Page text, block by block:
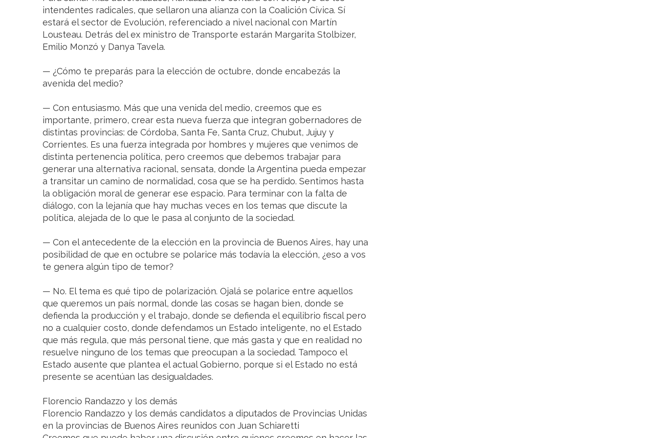
intendentes radicales, que sellaron una alianza con la Coalición Cívica. Sí
estará el sector de Evolución, referenciado a nivel nacional con Martín
Lousteau. Detrás del ex ministro de Transporte estarán Margarita Stolbizer,
Emilio Monzó y Danya Tavela.
— ¿Cómo te preparás para la elección de octubre, donde encabezás la
avenida del medio?
— Con entusiasmo. Más que una venida del medio, creemos que es
importante, primero, crear esta nueva fuerza que integran gobernadores de
distintas provincias: de Córdoba, Santa Fe, Santa Cruz, Chubut, Jujuy y
Corrientes. Es una fuerza integrada por hombres y mujeres que venimos de
distinta pertenencia política, pero creemos que debemos trabajar para
generar una alternativa racional, sensata, donde la Argentina pueda empezar
a transitar un camino de normalidad, cosa que se ha perdido. Sentimos hasta
la obligación moral de generar ese espacio. Para terminar con la falta de
diálogo, con la lejanía que hay muchas veces en los temas que discute la
política, alejada de lo que le pasa al conjunto de la sociedad.
— Con el antecedente de la elección en la provincia de Buenos Aires, hay una
posibilidad de que en octubre se polarice más todavía la elección, ¿eso a vos
te genera algún tipo de temor?
— No. El tema es qué tipo de polarización. Ojalá se polarice entre aquellos
que queremos un país normal, donde las cosas se hagan bien, donde se
defienda la producción y el trabajo, donde se defienda el equilibrio fiscal pero
no a cualquier costo, donde defendamos un Estado inteligente, no el Estado
que más regula, que más personal tiene, que más gasta y que en realidad no
resuelve ninguno de los temas que preocupan a la sociedad. Tampoco el
Estado ausente que plantea el actual Gobierno, porque si el Estado no está
presente se acentúan las desigualdades.
Florencio Randazzo y los demás
Florencio Randazzo y los demás candidatos a diputados de Provincias Unidas
en la provincias de Buenos Aires reunidos con Juan Schiaretti